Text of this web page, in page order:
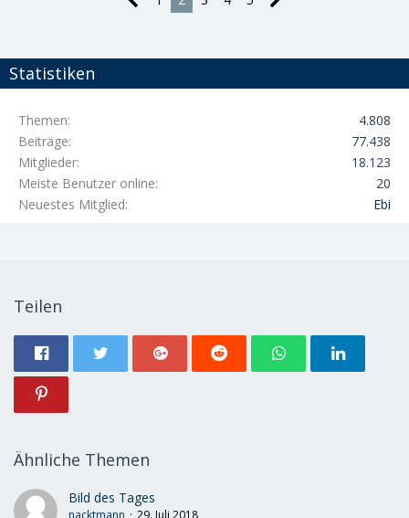
Statistiken
Themen
4.808
Beiträge
77.438
Mitglieder
18.123
Meiste Benutzer online
20
Neuestes Mitglied
Ebi
Teilen
Ähnliche Themen
Bild des Tages
nacktmann 29. Juli 2018